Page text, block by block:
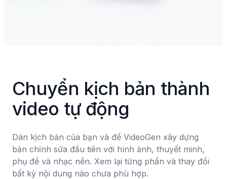
Chuyển kịch bản thành
video tự động
Dán kịch bản của bạn và để VideoGen xây dựng
bản chỉnh sửa đầu tiên với hình ảnh, thuyết minh,
phụ đề và nhạc nền. Xem lại từng phần và thay đổi
bất kỳ nội dung nào chưa phù hợp.